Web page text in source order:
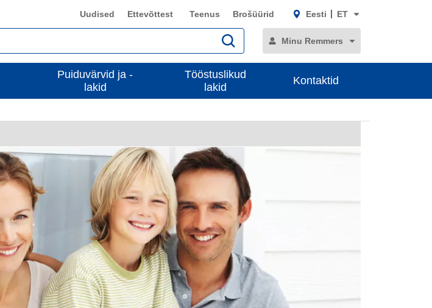
Uudised Ettevõttest Teenus Brošüürid Eesti ET
Minu Remmers
Puiduvärvid ja -
lakid
Tööstuslikud
lakid
Kontaktid